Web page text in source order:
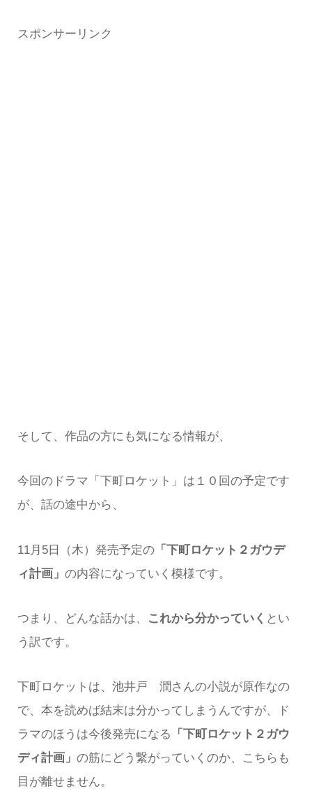
スポンサーリンク
そして、作品の方にも気になる情報が、
今回のドラマ「下町ロケット」は１０回の予定です
が、話の途中から、
11月5日（木）発売予定の「下町ロケット２ガウデ
ィ計画」 の内容になっていく模様です。
つまり、どんな話かは、 これから分かっていく とい
う訳です。
下町ロケットは、池井戸 潤さんの小説が原作なの
で、本を読めば結末は分かってしまうんですが、ド
ラマのほうは今後発売になる 「下町ロケット２ガウ
ディ計画」 の筋にどう繋がっていくのか、こちらも
目が離せません。